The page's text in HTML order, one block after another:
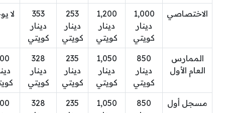
الاختصاصي
1,000
دينار
كويتي
1,200
دينار
كويتي
253
دينار
كويتي
353
دينار
كويتي
لا
الممارس
العام الأول
850
دينار
كويتي
1,050
دينار
كويتي
235
دينار
كويتي
328
دينار
كويتي
مسجل أول
850
1,050
235
328